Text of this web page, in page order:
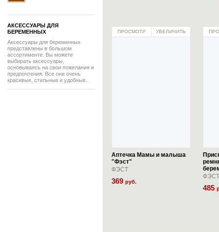
АКСЕССУАРЫ ДЛЯ
БЕРЕМЕННЫХ
Аксессуары для беременных
представлены в большом
ассортименте. Вы можете
выбирать аксессуары,
основываясь на свои пожелания и
предпочтения. Все они очень
красивые, стильные и удобные.
ПРОСМОТР УВЕЛИЧИТЬ
Аптечка Мамы и малыша
"Фэст"
ФЭСТ
369 руб.
ФЭСТ
485